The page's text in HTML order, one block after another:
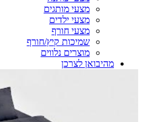
מצעי מותגים
מצעי ילדים
מצעי חורף
שמיכות קיץ/חורף
מוצרים נלווים
מהיבואן לצרכן